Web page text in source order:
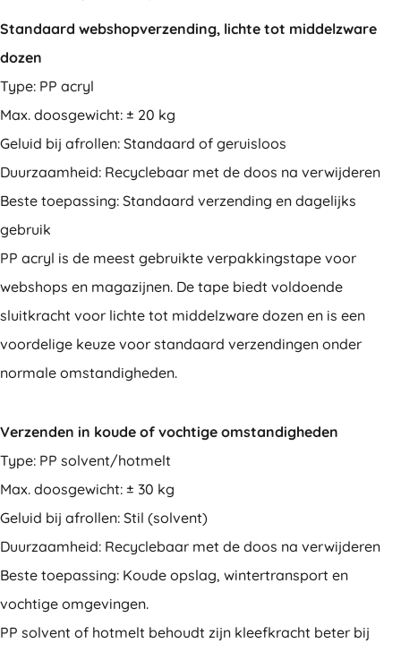
Standaard webshopverzending, lichte tot middelzware
dozen
Type: PP acryl
Max. doosgewicht: ± 20 kg
Geluid bij afrollen: Standaard of geruisloos
Duurzaamheid: Recyclebaar met de doos na verwijderen
Beste toepassing: Standaard verzending en dagelijks
gebruik
PP acryl is de meest gebruikte verpakkingstape voor
webshops en magazijnen. De tape biedt voldoende
sluitkracht voor lichte tot middelzware dozen en is een
voordelige keuze voor standaard verzendingen onder
normale omstandigheden.
Verzenden in koude of vochtige omstandigheden
Type: PP solvent/hotmelt
Max. doosgewicht: ± 30 kg
Geluid bij afrollen: Stil (solvent)
Duurzaamheid: Recyclebaar met de doos na verwijderen
Beste toepassing: Koude opslag, wintertransport en
vochtige omgevingen.
PP solvent of hotmelt behoudt zijn kleefkracht beter bij